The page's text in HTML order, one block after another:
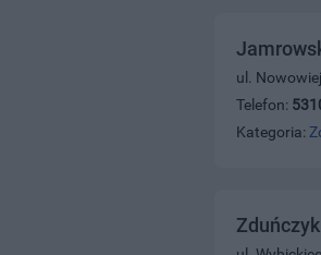
ul.
Telefon:
Kategoria: